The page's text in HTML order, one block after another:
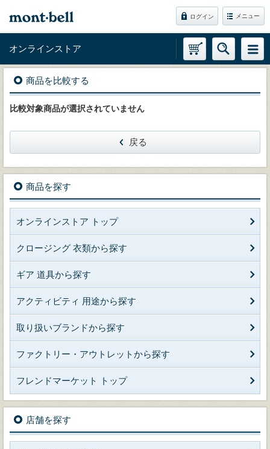
ログイン メニュー
オンラインストア
商品を比較する
比較対象商品が選択されていません
戻る
商品を探す
オンラインストア トップ
クロージング 衣類から探す
ギア 道具から探す
アクティビティ 用途から探す
取り扱いブランドから探す
ファクトリー・アウトレットから探す
フレンドマーケット トップ
店舗を探す